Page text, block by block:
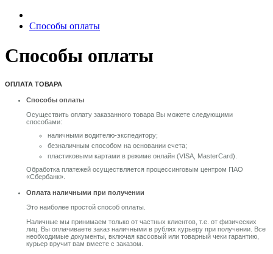
Способы оплаты
Способы оплаты
ОПЛАТА ТОВАРА
Способы оплаты
Осуществить оплату заказанного товара Вы можете следующими
способами:
наличными водителю-экспедитору;
безналичным способом на основании счета;
пластиковыми картами в режиме онлайн (VISA, MasterCard).
Обработка платежей осуществляется процессинговым центром ПАО
«Сбербанк».
Оплата наличными при получении
Это наиболее простой способ оплаты.
Наличные мы принимаем только от частных клиентов, т.е. от физических
лиц. Вы оплачиваете заказ наличными в рублях курьеру при получении. Все
необходимые документы, включая кассовый или товарный чеки гарантию,
курьер вручит вам вместе с заказом.